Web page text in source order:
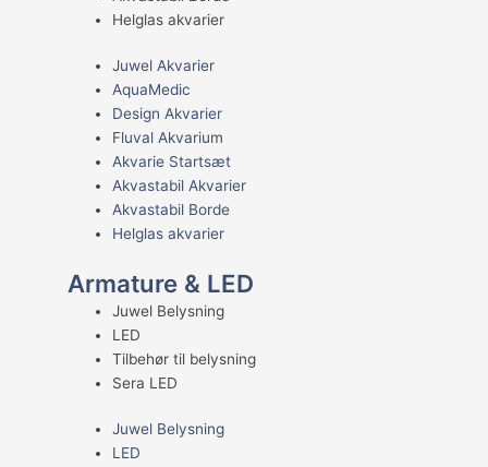
Helglas akvarier
Juwel Akvarier
AquaMedic
Design Akvarier
Fluval Akvarium
Akvarie Startsæt
Akvastabil Akvarier
Akvastabil Borde
Helglas akvarier
Armature & LED
Juwel Belysning
LED
Tilbehør til belysning
Sera LED
Juwel Belysning
LED